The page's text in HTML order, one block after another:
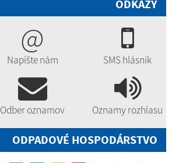
ODKAZY
@
Napíšte nám SMS hlásnik
Odber oznamov Oznamy rozhlasu
ODPADOVÉ HOSPODÁRSTVO